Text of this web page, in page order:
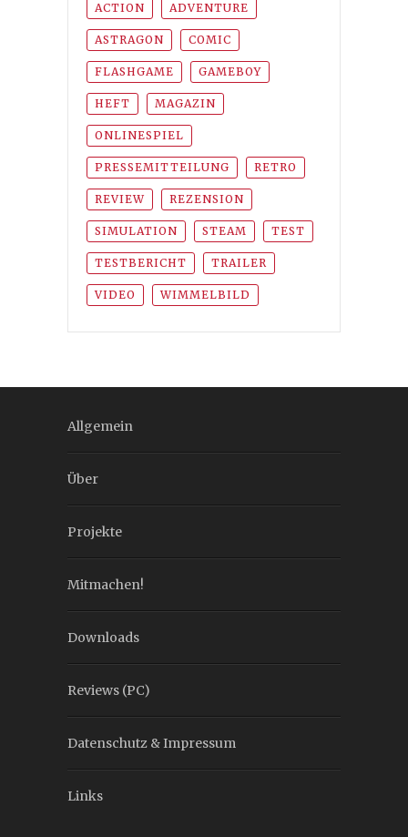
ACTION ADVENTURE
ASTRAGON COMIC
FLASHGAME GAMEBOY
HEFT MAGAZIN
ONLINESPIEL
PRESSEMITTEILUNG RETRO
REVIEW REZENSION
SIMULATION STEAM TEST
TESTBERICHT TRAILER
VIDEO WIMMELBILD
Allgemein
Über
Projekte
Mitmachen!
Downloads
Reviews (PC)
Datenschutz & Impressum
Links